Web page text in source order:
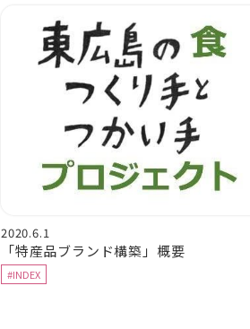
2020.6.1
「特産品ブランド構築」概要
#INDEX